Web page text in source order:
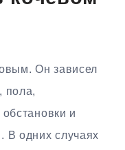
Он зависел
пола,
и
В одних случаях